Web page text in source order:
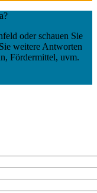
oder schauen Sie
weitere Antworten
Fördermittel, uvm.